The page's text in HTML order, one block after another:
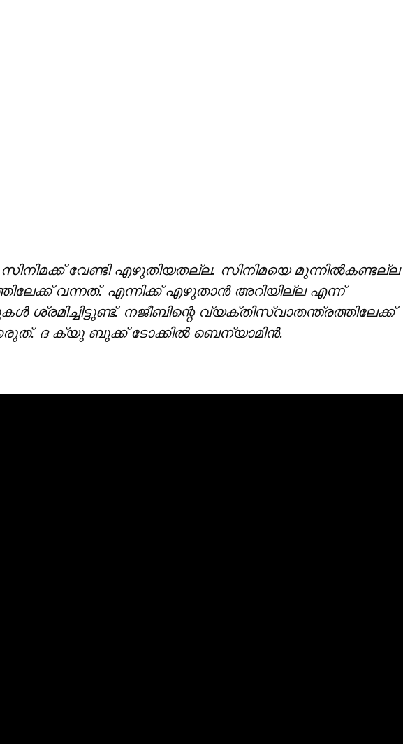
വേണ്ടി എഴുതിയതല്ല. സിനിമയെ മുന്നിൽകണ്ടല്ല
വന്നത്. എന്നിക്ക് എഴുതാൻ അറിയില്ല എന്ന്
ശ്രമിച്ചിട്ടുണ്ട്. നജീബിന്റെ വ്യക്തിസ്വാതന്ത്രത്തിലേക്ക്
ദ ക്യു ബുക്ക് ടോക്കിൽ ബെന്യാമിൻ.